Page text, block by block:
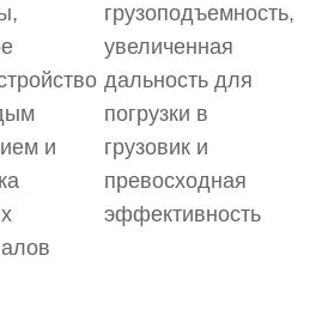
и
грузоподъемность,
увеличенная
дальность для
погрузки в
грузовик и
превосходная
эффективность